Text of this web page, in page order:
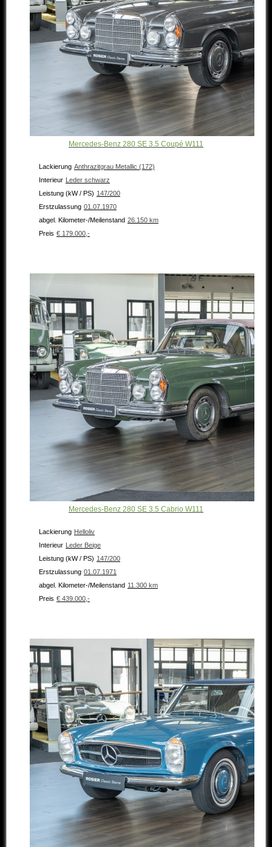
Mercedes-Benz 280 SE 3.5 Coupé W111
Lackierung Anthrazitgrau Metallic (172)
Interieur Leder schwarz
Leistung (kW / PS) 147/200
Erstzulassung 01.07.1970
abgel. Kilometer-/Meilenstand 26.150 km
Preis € 179.000,-
Mercedes-Benz 280 SE 3.5 Cabrio W111
Lackierung Helloliv
Interieur Leder Beige
Leistung (kW / PS) 147/200
Erstzulassung 01.07.1971
abgel. Kilometer-/Meilenstand 11.300 km
Preis € 439.000,-